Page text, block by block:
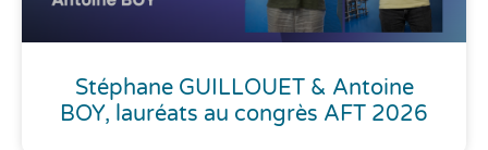
Stéphane GUILLOUET & Antoine
BOY, lauréats au congrès AFT 2026